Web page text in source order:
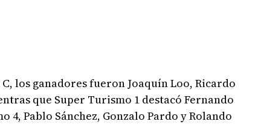
los ganadores fueron Joaquín Loo, Ricardo
que Super Turismo 1 destacó Fernando
4, Pablo Sánchez, Gonzalo Pardo y Rolando